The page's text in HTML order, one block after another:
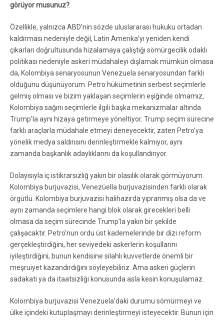
görüyor musunuz?
Özellikle, yalnızca ABD’nin sözde uluslararası hukuku ortadan
kaldırması nedeniyle değil, Latin Amerika’yı yeniden kendi
çıkarları doğrultusunda hizalamaya çalıştığı sömürgecilik odaklı
politikası nedeniyle askeri müdahaleyi dışlamak mümkün olmasa
da, Kolombiya senaryosunun Venezuela senaryosundan farklı
olduğunu düşünüyorum. Petro hükümetinin serbest seçimlerle
gelmiş olması ve bizim yaklaşan seçimlerin eşiğinde olmamız,
Kolombiya sağını seçimlerle ilgili başka mekanizmalar altında
Trump’la aynı hizaya getirmeye yöneltiyor. Trump seçim sürecine
farklı araçlarla müdahale etmeyi deneyecektir, zaten Petro’ya
yönelik medya saldırısını derinleştirmekle kalmıyor, aynı
zamanda başkanlık adaylıklarını da koşullandırıyor.
Dolayısıyla iç istikrarsızlığ yakın bir olasılık olarak görmüyorum.
Kolombiya burjuvazisi, Venezüella burjuvazisinden farklı olarak
örgütlü. Kolombiya burjuvazisi halihazırda yıpranmış olsa da ve
aynı zamanda seçimlere hangi blok olarak girecekleri belli
olmasa da seçim sürecinde Trump’la yakın bir şekilde
çalışacaktır. Petro’nun ordu üst kademelerinde bir dizi reform
gerçekleştirdiğini, her seviyedeki askerlerin koşullarını
iyileştirdiğini, bunun kendisine silahlı kuvvetlerde önemli bir
meşruiyet kazandırdığını söyleyebiliriz. Ama askeri güçlerin
sadakati ya da itaatsizliği konusunda asla kesin konuşulamaz.
Kolombiya burjuvazisi Venezuela’daki durumu sömürmeyi ve
ülke içindeki kutuplaşmayı derinleştirmeyi isteyecektir. Bunun için